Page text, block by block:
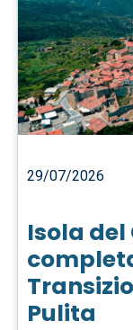
29/07/2026
Isola del
Pulita